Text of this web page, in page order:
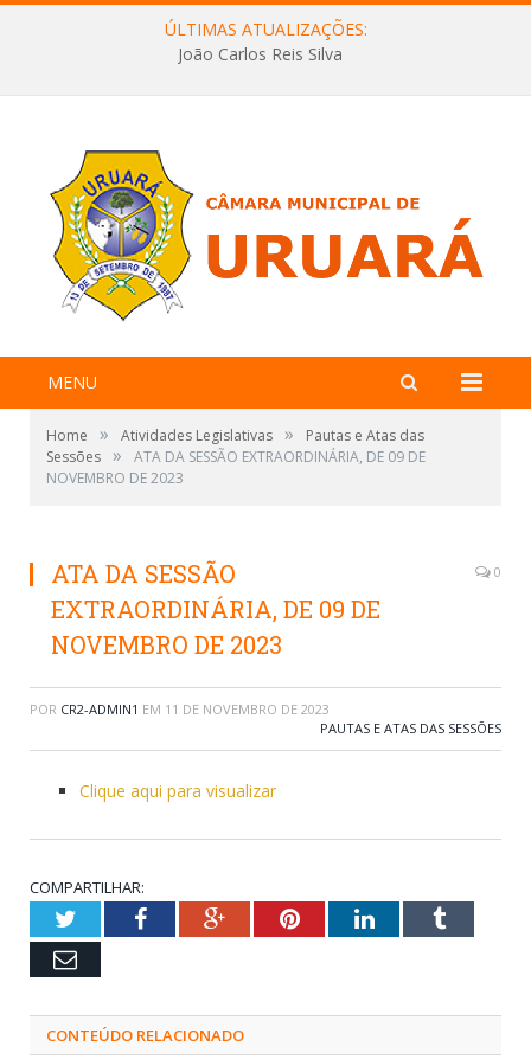
ÚLTIMAS ATUALIZAÇÕES:
João Carlos Reis Silva
MENU
Home » Atividades Legislativas »
Pautas e Atas das
Sessões »
ATA DA SESSÃO EXTRAORDINÁRIA, DE 09 DE
NOVEMBRO DE 2023
ATA DA SESSÃO
EXTRAORDINÁRIA, DE 09 DE
NOVEMBRO DE 2023
0
POR CR2-ADMIN1 EM 11 DE NOVEMBRO DE 2023
PAUTAS E ATAS DAS SESSÕES
Clique aqui para visualizar
COMPARTILHAR:
TwitterFacebookGoogle+PinterestLinkedInTumblr
Email
CONTEÚDO RELACIONADO